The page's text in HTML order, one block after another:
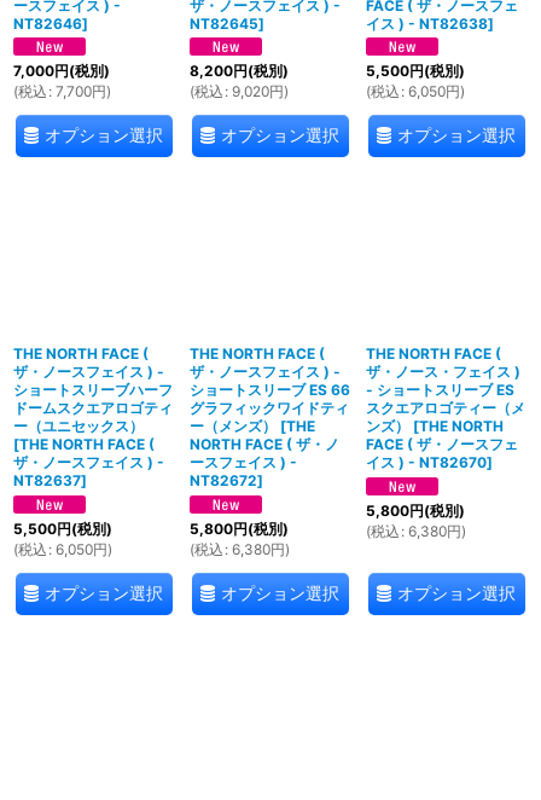
ースフェイス ) -
NT82646]
7,000円(税別)
(税込 : 7,700円)
オプション選択
ザ・ノースフェイス ) -
NT82645]
8,200円(税別)
(税込 : 9,020円)
オプション選択
FACE ( ザ・ノースフェ
イス ) - NT82638]
5,500円(税別)
(税込 : 6,050円)
オプション選択
THE NORTH FACE (
ザ・ノースフェイス ) -
ショートスリーブハーフ
ドームスクエアロゴティ
ー（ユニセックス）
[THE NORTH FACE (
ザ・ノースフェイス ) -
NT82637]
5,500円(税別)
(税込 : 6,050円)
オプション選択
THE NORTH FACE (
ザ・ノースフェイス ) -
ショートスリーブ ES 66
グラフィックワイドティ
ー（メンズ）
[THE
NORTH FACE ( ザ・ノ
ースフェイス ) -
NT82672]
5,800円(税別)
(税込 : 6,380円)
オプション選択
THE NORTH FACE (
ザ・ノース・フェイス )
- ショートスリーブ ES
スクエアロゴティー（メ
ンズ）
[THE NORTH
FACE ( ザ・ノースフェ
イス ) - NT82670]
5,800円(税別)
(税込 : 6,380円)
オプション選択